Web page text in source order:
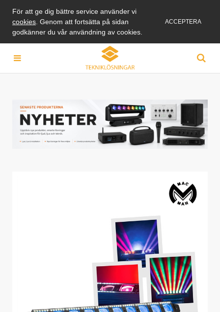
För att ge dig bättre service använder vi
cookies . Genom att fortsätta på sidan
godkänner du vår användning av cookies.
ACCEPTERA